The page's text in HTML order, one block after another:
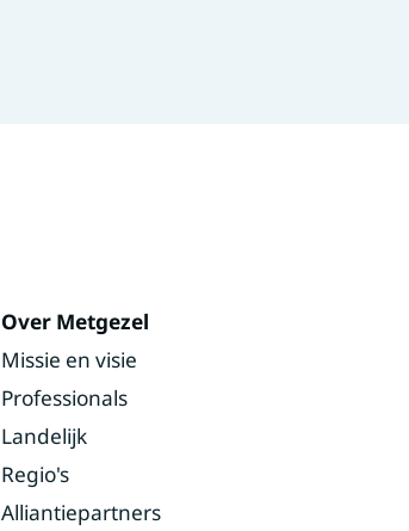
Over Metgezel
Missie en visie
Professionals
Landelijk
Regio's
Alliantiepartners